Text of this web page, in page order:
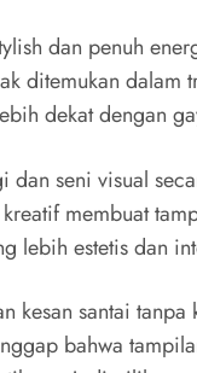
dan penuh
dalam
dekat dengan
seni visual
membuat
lebih estetis dan
santai
bahwa